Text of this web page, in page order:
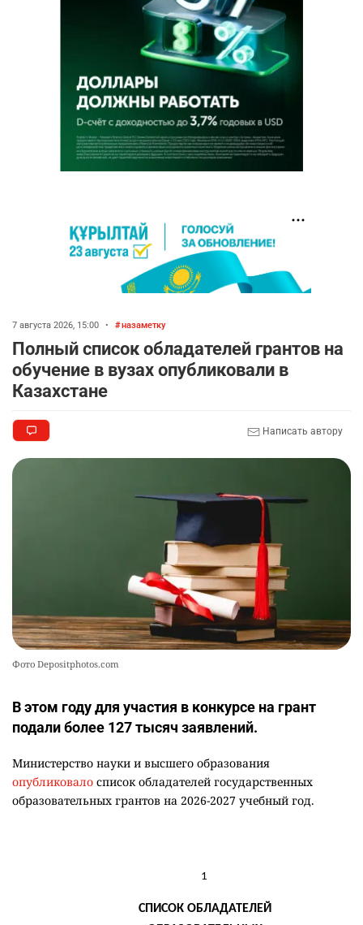
7 августа 2026, 15:00 • назаметку
Полный список обладателей грантов на
обучение в вузах опубликовали в
Казахстане
Написать автору
Фото Depositphotos.com
В этом году для участия в конкурсе на грант
подали более 127 тысяч заявлений.
Министерство науки и высшего образования
опубликовало список обладателей государственных
образовательных грантов на 2026-2027 учебный год.